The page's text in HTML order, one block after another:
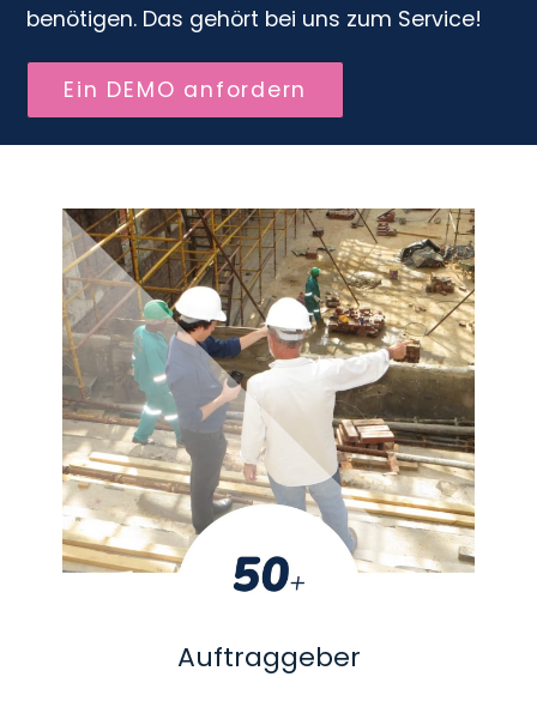
benötigen. Das gehört bei uns zum Service!
Ein DEMO anfordern
Auftraggeber